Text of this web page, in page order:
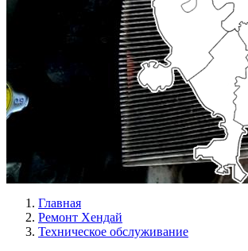
Главная
Ремонт Хендай
Техническое обслуживание